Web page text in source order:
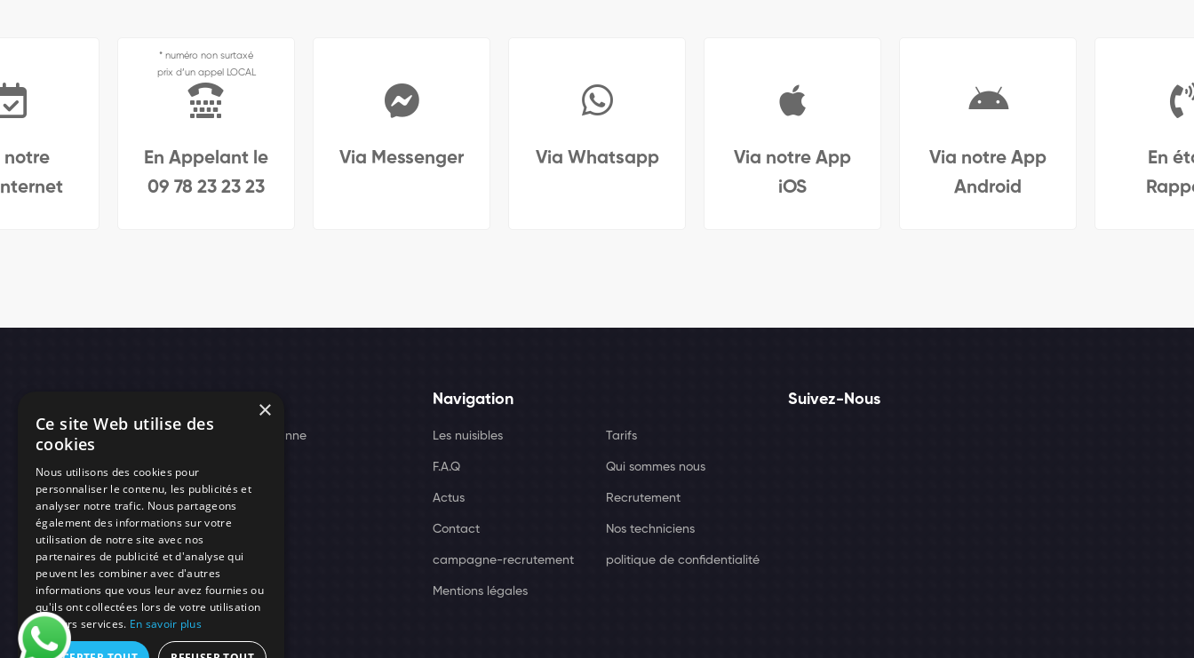
notre
* numéro non surtaxé
prix d’un appel LOCAL
En Appelant le
09 78 23 23 23
Via Messenger Via Whatsapp
Via notre App
iOS
Via notre App
Android
En
52, boulevard d'Arras - 42300 - Roanne
Navigation
Les nuisibles Tarifs
F.A.Q Qui sommes nous
Actus Recrutement
Contact Nos techniciens
campagne-recrutement politique de confidentialité
Mentions légales
Suivez-Nous
×
Ce site Web utilise des
cookies
Nous utilisons des cookies pour
personnaliser le contenu, les publicités et
analyser notre trafic. Nous partageons
également des informations sur votre
utilisation de notre site avec nos
partenaires de publicité et d'analyse qui
peuvent les combiner avec d'autres
informations que vous leur avez fournies ou
qu'ils ont collectées lors de votre utilisation
de leurs services. En savoir plus